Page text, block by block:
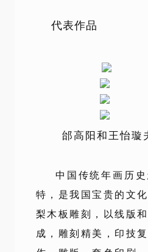
代表作品
邰高阳和王怡璇
中国传统年画历
特，是我国宝贵的文
梨木板雕刻，以线版
成，雕刻精美，印技